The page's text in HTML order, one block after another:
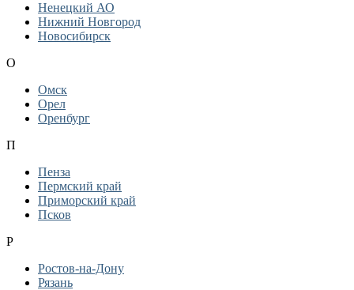
Ненецкий АО
Нижний Новгород
Новосибирск
О
Омск
Орел
Оренбург
П
Пенза
Пермский край
Приморский край
Псков
Р
Ростов-на-Дону
Рязань